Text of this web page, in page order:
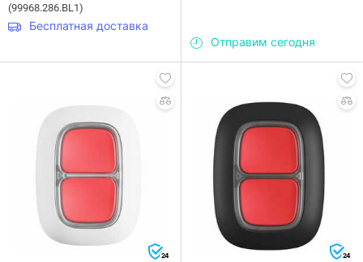
(99968.286.BL1)
Бесплатная доставка
Отправим сегодня
24 24